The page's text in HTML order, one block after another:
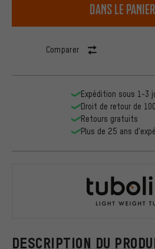
dans le panier
Comparer
DESCRIPTION DU
Expédition sous 1-3
Droit de retour de
Retours gratuits
Plus de 25 ans